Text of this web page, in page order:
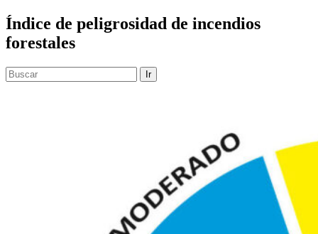
Índice de peligrosidad de incendios
forestales
Ir